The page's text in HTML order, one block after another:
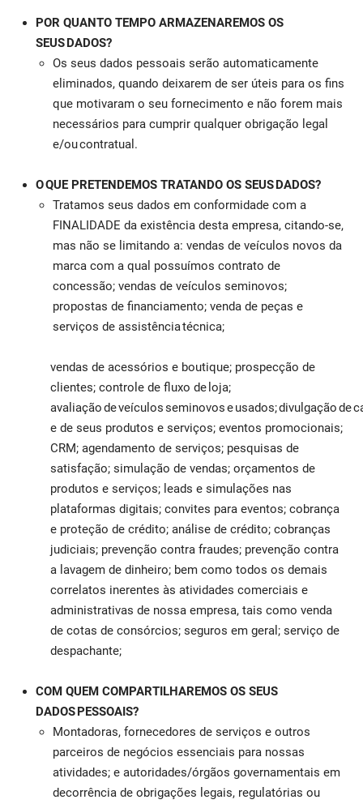
POR QUANTO TEMPO ARMAZENAREMOS OS
SEUS DADOS?
Os seus dados pessoais serão automaticamente
eliminados, quando deixarem de ser úteis para os fins
que motivaram o seu fornecimento e não forem mais
necessários para cumprir qualquer obrigação legal
e/ou contratual.
O QUE PRETENDEMOS TRATANDO OS SEUS DADOS?
Tratamos seus dados em conformidade com a
FINALIDADE da existência desta empresa, citando-se,
mas não se limitando a: vendas de veículos novos da
marca com a qual possuímos contrato de
concessão; vendas de veículos seminovos;
propostas de financiamento; venda de peças e
serviços de assistência técnica;
vendas de acessórios e boutique; prospecção de
clientes; controle de fluxo de loja;
avaliação de veículos seminovos e usados; divulgação de
e de seus produtos e serviços; eventos promocionais;
CRM; agendamento de serviços; pesquisas de
satisfação; simulação de vendas; orçamentos de
produtos e serviços; leads e simulações nas
plataformas digitais; convites para eventos; cobrança
e proteção de crédito; análise de crédito; cobranças
judiciais; prevenção contra fraudes; prevenção contra
a lavagem de dinheiro; bem como todos os demais
correlatos inerentes às atividades comerciais e
administrativas de nossa empresa, tais como venda
de cotas de consórcios; seguros em geral; serviço de
despachante;
COM QUEM COMPARTILHAREMOS OS SEUS
DADOS PESSOAIS?
Montadoras, fornecedores de serviços e outros
parceiros de negócios essenciais para nossas
atividades; e autoridades/órgãos governamentais em
decorrência de obrigações legais, regulatórias ou